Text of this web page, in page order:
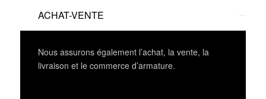
ACHAT-VENTE
Nous assurons également l’achat, la vente, la
livraison et le commerce d’armature.